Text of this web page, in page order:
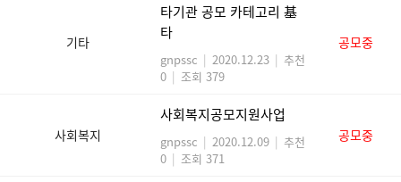
기타
타기관 공모 카테고리 基
타
gnpssc | 2020.12.23 | 추천
0 | 조회 379
공모중
사회복지
사회복지공모지원사업
gnpssc | 2020.12.09 | 추천
0 | 조회 371
공모중